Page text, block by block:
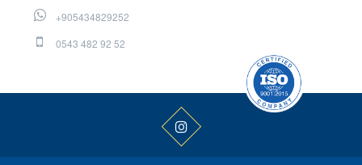
+905434829252
0543 482 92 52